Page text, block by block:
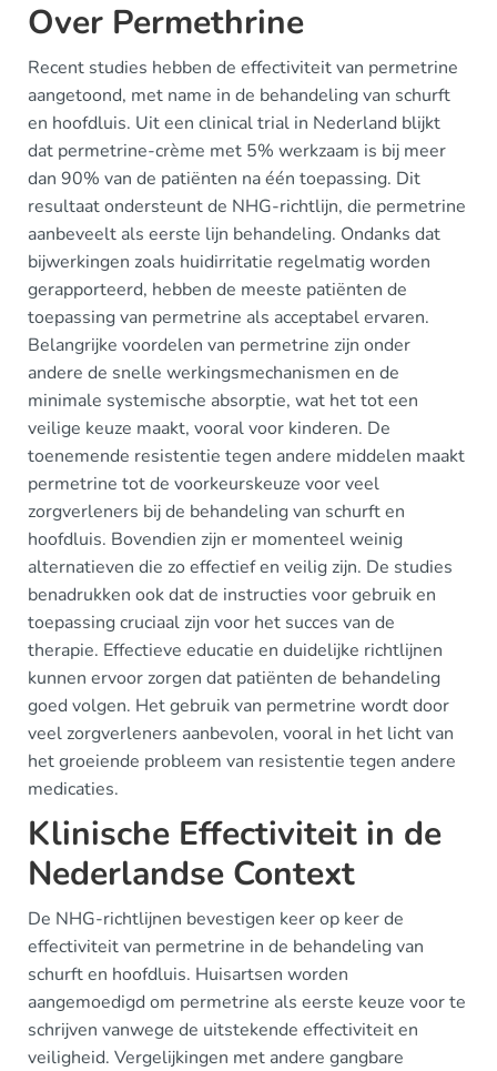
Over Permethrine
Recent studies hebben de effectiviteit van permetrine
aangetoond, met name in de behandeling van schurft
en hoofdluis. Uit een clinical trial in Nederland blijkt
dat permetrine-crème met 5% werkzaam is bij meer
dan 90% van de patiënten na één toepassing. Dit
resultaat ondersteunt de NHG-richtlijn, die permetrine
aanbeveelt als eerste lijn behandeling. Ondanks dat
bijwerkingen zoals huidirritatie regelmatig worden
gerapporteerd, hebben de meeste patiënten de
toepassing van permetrine als acceptabel ervaren.
Belangrijke voordelen van permetrine zijn onder
andere de snelle werkingsmechanismen en de
minimale systemische absorptie, wat het tot een
veilige keuze maakt, vooral voor kinderen. De
toenemende resistentie tegen andere middelen maakt
permetrine tot de voorkeurskeuze voor veel
zorgverleners bij de behandeling van schurft en
hoofdluis. Bovendien zijn er momenteel weinig
alternatieven die zo effectief en veilig zijn. De studies
benadrukken ook dat de instructies voor gebruik en
toepassing cruciaal zijn voor het succes van de
therapie. Effectieve educatie en duidelijke richtlijnen
kunnen ervoor zorgen dat patiënten de behandeling
goed volgen. Het gebruik van permetrine wordt door
veel zorgverleners aanbevolen, vooral in het licht van
het groeiende probleem van resistentie tegen andere
medicaties.
Klinische Effectiviteit in de
Nederlandse Context
De NHG-richtlijnen bevestigen keer op keer de
effectiviteit van permetrine in de behandeling van
schurft en hoofdluis. Huisartsen worden
aangemoedigd om permetrine als eerste keuze voor te
schrijven vanwege de uitstekende effectiviteit en
veiligheid. Vergelijkingen met andere gangbare